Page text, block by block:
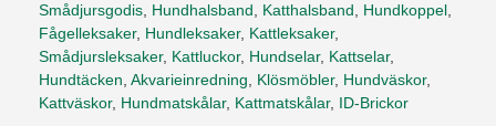
Smådjursgodis, Hundhalsband, Katthalsband, Hundkoppel,
Fågelleksaker, Hundleksaker, Kattleksaker,
Smådjursleksaker, Kattluckor, Hundselar, Kattselar,
Hundtäcken, Akvarieinredning, Klösmöbler, Hundväskor,
Kattväskor, Hundmatskålar, Kattmatskålar, ID-Brickor